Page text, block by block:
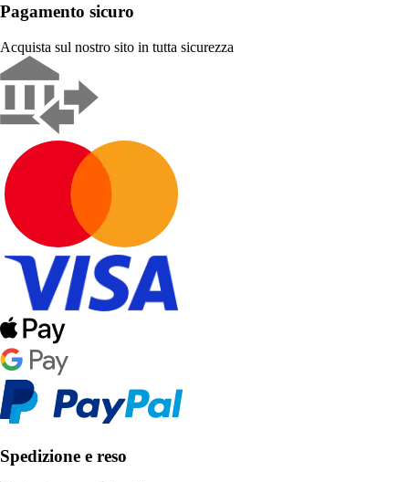
Pagamento sicuro
Acquista sul nostro sito in tutta sicurezza
Spedizione e reso